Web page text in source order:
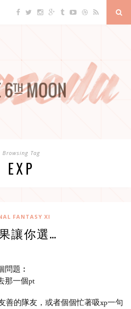
Browsing Tag
EXP
FANTASY XI
讓你選…
問題︰
那一個pt
善的隊友，或者個個忙著吸xp一句